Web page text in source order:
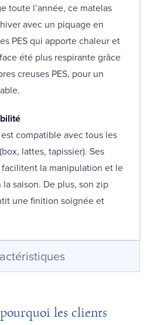
toute l’année, ce matelas
avec un piquage en
PES qui apporte chaleur et
été plus respirante grâce
creuses PES, pour un
compatible avec tous les
lattes, tapissier). Ses
la manipulation et le
saison. De plus, son zip
une finition soignée et
les clients